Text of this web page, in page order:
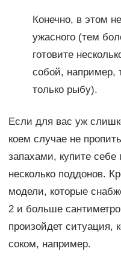
Конечно, в этом
ужасного (тем
готовите
собой, например,
только рыбу).
Если для вас уж
коем случае не
запахами, купите
несколько поддонов.
модели, которые
2 и больше
произойдет ситуация,
соком, например.